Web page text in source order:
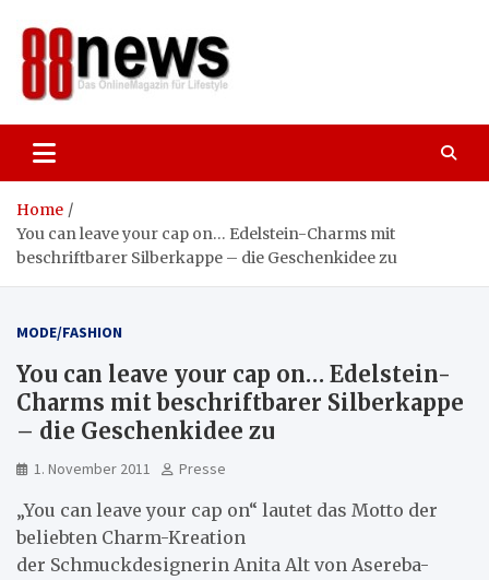
content
Home
You can leave your cap on… Edelstein-Charms mit
beschriftbarer Silberkappe – die Geschenkidee zu
MODE/FASHION
You can leave your cap on… Edelstein-
Charms mit beschriftbarer Silberkappe
– die Geschenkidee zu
1. November 2011 Presse
„You can leave your cap on“ lautet das Motto der
beliebten Charm-Kreation
der Schmuckdesignerin Anita Alt von Asereba-